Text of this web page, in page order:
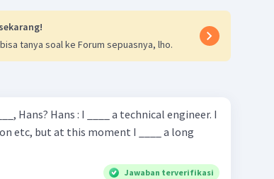
tanya soal ke Forum sepuasnya, lho.
etc, but at this moment I ____ a long
Jawaban terverifikasi